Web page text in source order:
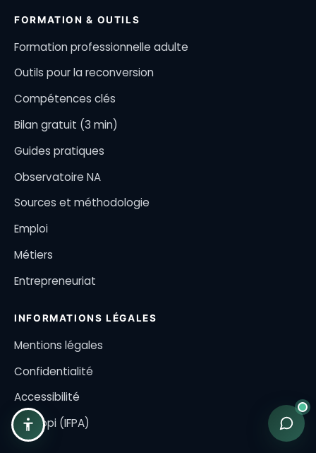
FORMATION & OUTILS
Formation professionnelle adulte
Outils pour la reconversion
Compétences clés
Bilan gratuit (3 min)
Guides pratiques
Observatoire NA
Sources et méthodologie
Emploi
Métiers
Entrepreneuriat
INFORMATIONS LÉGALES
Mentions légales
Confidentialité
Accessibilité
Qualiopi (IFPA)